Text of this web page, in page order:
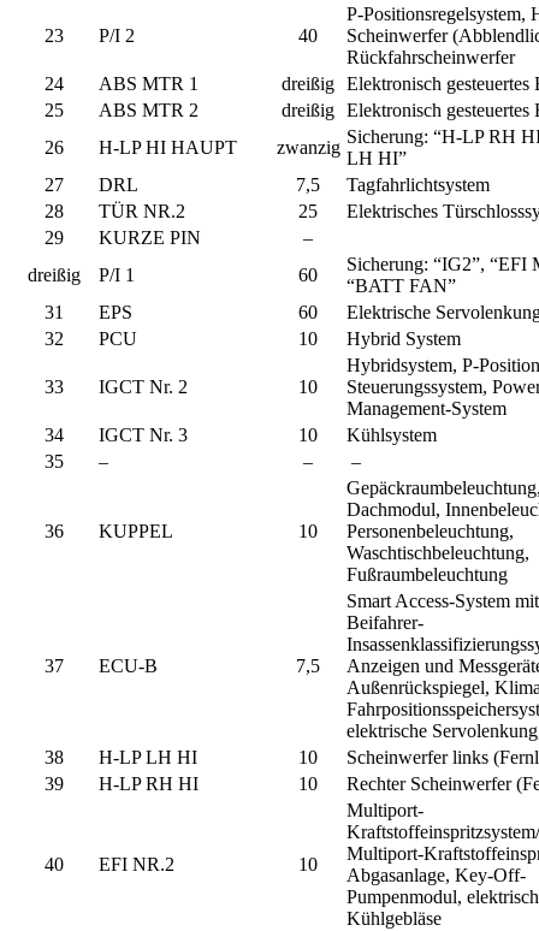
23 P/I 2 40
P-Positionsregelsystem,
Scheinwerfer
Rückfahrscheinwerfer
24
ABS MTR 1 dreißig Elektronisch gesteuertes
25
ABS MTR 2 dreißig Elektronisch gesteuertes
26
H-LP HI HAUPT zwanzig
Sicherung: “H-LP RH
LH HI”
27
DRL 7,5
Tagfahrlichtsystem
28
TÜR NR.2 25
Elektrisches
29
KURZE PIN
–
dreißig
P/I 1 60
Sicherung: “IG2”, “EFI
“BATT FAN”
31
EPS 60
Elektrische
32
PCU 10 Hybrid System
33 IGCT Nr. 2 10
Hybridsystem, P-
Steuerungssystem,
Management-System
34
IGCT Nr. 3 10
Kühlsystem
35
– – –
36 KUPPEL 10
Dachmodul,
Personenbeleuchtung,
Waschtischbeleuchtung,
Fußraumbeleuchtung
37 ECU-B 7,5
Smart Access-System
Beifahrer-
Anzeigen und
Außenrückspiegel,
elektrische
38
H-LP LH HI 10
Scheinwerfer links
39
H-LP RH HI 10 Rechter Scheinwerfer
40 EFI NR.2 10
Multiport-
Multiport-
Abgasanlage, Key-Off-
Pumpenmodul,
Kühlgebläse